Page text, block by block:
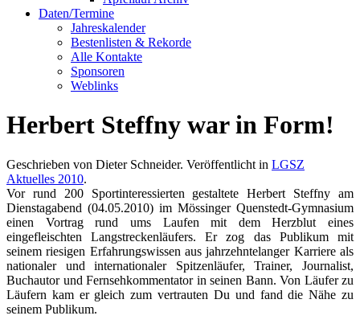
Daten/Termine
Jahreskalender
Bestenlisten & Rekorde
Alle Kontakte
Sponsoren
Weblinks
Herbert Steffny war in Form!
Geschrieben von Dieter Schneider. Veröffentlicht in LGSZ
Aktuelles 2010.
Vor rund 200 Sportinteressierten gestaltete Herbert Steffny am
Dienstagabend (04.05.2010) im Mössinger Quenstedt-Gymnasium
einen Vortrag rund ums Laufen mit dem Herzblut eines
eingefleischten Langstreckenläufers. Er zog das Publikum mit
seinem riesigen Erfahrungswissen aus jahrzehntelanger Karriere als
nationaler und internationaler Spitzenläufer, Trainer, Journalist,
Buchautor und Fernsehkommentator in seinen Bann. Von Läufer zu
Läufern kam er gleich zum vertrauten Du und fand die Nähe zu
seinem Publikum.